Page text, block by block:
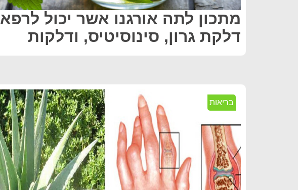
מתכון לתה אורגנו אשר יכול לרפא
דלקת גרון, סינוסיטיס, ודלקות
בריאות